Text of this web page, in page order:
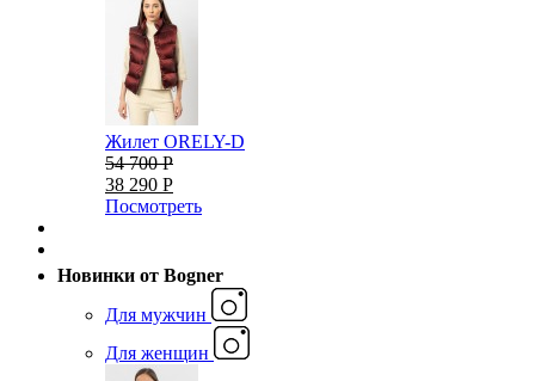
Жилет ORELY-D
54 700 Р
38 290 Р
Посмотреть
Новинки от Bogner
Для мужчин
Для женщин